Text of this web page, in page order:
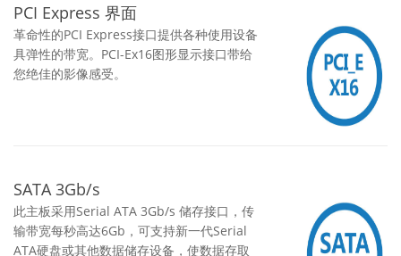
PCI Express 界面
革命性的PCI Express接口提供各种使用设备
具弹性的带宽。PCI-Ex16图形显示接口带给
您绝佳的影像感受。
SATA 3Gb/s
此主板采用Serial ATA 3Gb/s 储存接口，传
输带宽每秒高达6Gb，可支持新一代Serial
ATA硬盘或其他数据储存设备，使数据存取